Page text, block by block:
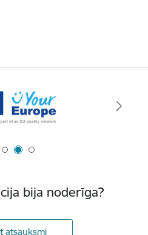
bija noderīga?
atsauksmi